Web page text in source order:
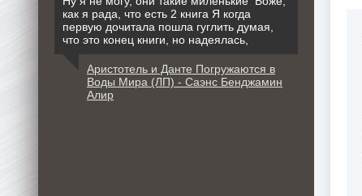
как я рада, что есть 2 книга Я когда
первую дочитала пошла гуглить думая,
что это конец книги, но надеялась,
Аристотель и Данте Погружаются в
Воды Мира (ЛП) - Саэнс Бенджамин
Алир